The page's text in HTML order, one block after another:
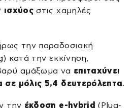
ισχύοςστις χαμηλές
την παραδοσιακή
κατά την εκκίνηση,
αμάξωμα να επιταχύνει
μόλις 5,4 δευτερόλεπτα.
την έκδοση e-hybrid(Plug-